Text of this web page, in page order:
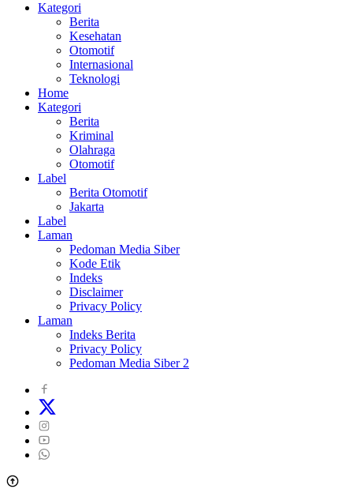
Kategori
Berita
Kesehatan
Otomotif
Internasional
Teknologi
Home
Kategori
Berita
Kriminal
Olahraga
Otomotif
Label
Berita Otomotif
Jakarta
Label
Laman
Pedoman Media Siber
Kode Etik
Indeks
Disclaimer
Privacy Policy
Laman
Indeks Berita
Privacy Policy
Pedoman Media Siber 2